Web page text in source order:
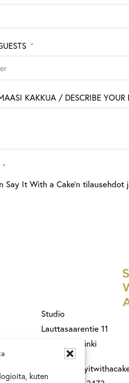
kuten
KAKKUA / DESCRIBE YOUR
Say It With a Cake'n
Studio
Lauttasaarentie 11
00200 Helsinki